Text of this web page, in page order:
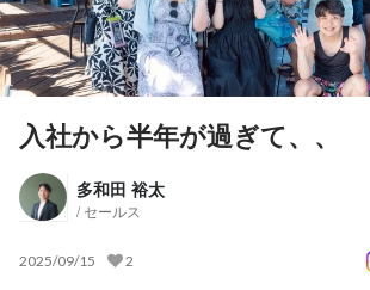
入社から半年が過ぎて、、
多和田 裕太
/ セールス
2025/09/15 2